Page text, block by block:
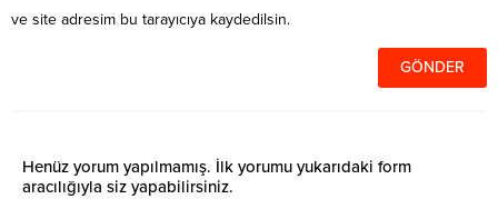
ve site adresim bu tarayıcıya kaydedilsin.
Henüz yorum yapılmamış. İlk yorumu yukarıdaki form
aracılığıyla siz yapabilirsiniz.